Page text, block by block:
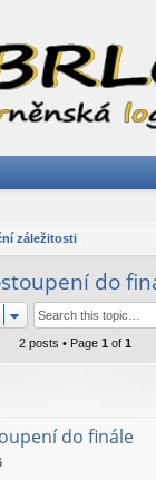
záležitosti
do
2 posts • Page 1 of 1
do finále